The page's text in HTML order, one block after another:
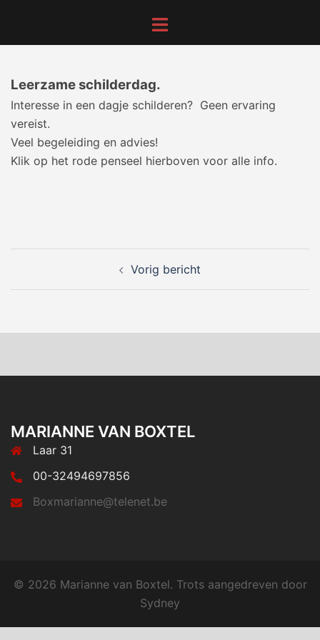
de
Toggle
Leerzame schilderdag.
Interesse in een dagje schilderen? Geen ervaring
vereist.
Veel begeleiding en advies!
Klik op het rode penseel hierboven voor alle info.
Bericht
Vorig bericht
MARIANNE VAN BOXTEL
Laar 31
00-32494697856
Boxmarianne@telenet.be
© 2026 Marianne van Boxtel. Trots aangedreven door
Sydney